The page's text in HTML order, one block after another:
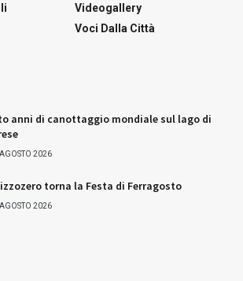
Videogallery
Voci Dalla Città
anni di canottaggio mondiale sul lago di
2026
torna la Festa di Ferragosto
2026